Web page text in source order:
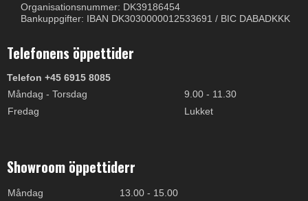
Organisationsnummer: DK39186454
Bankuppgifter: IBAN DK3030000012533691 / BIC DABADKKK
Telefonens öppettider
Telefon +45 6915 8085
Måndag - Torsdag
9.00 - 11.30
Fredag
Lukket
Showroom öppettiderr
Måndag
13.00 - 15.00